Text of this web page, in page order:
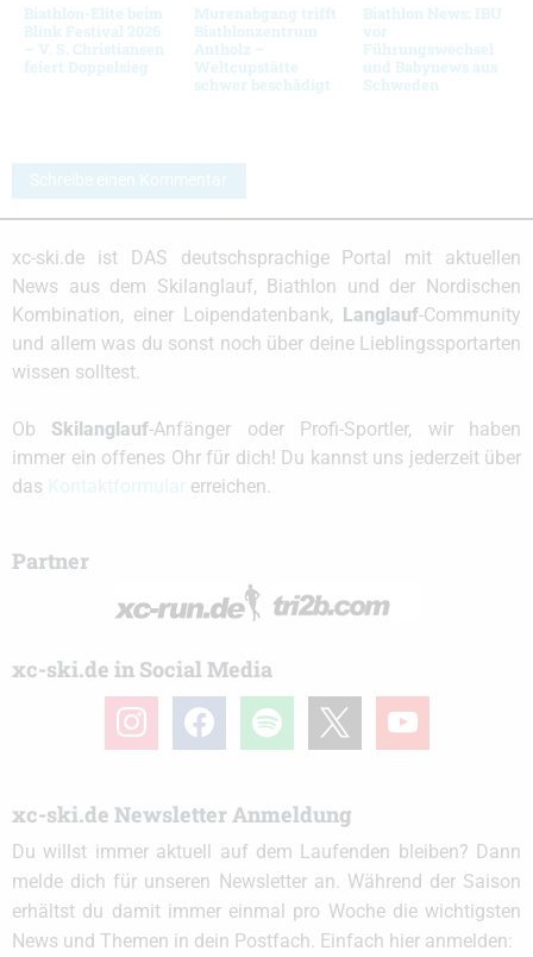
Biathlon-Elite beim
Blink Festival 2026
– V. S. Christiansen
feiert Doppelsieg
Murenabgang trifft
Biathlonzentrum
Antholz –
Weltcupstätte
schwer beschädigt
Biathlon News: IBU
vor
Führungswechsel
und Babynews aus
Schweden
Schreibe einen Kommentar
xc-ski.de ist DAS deutschsprachige Portal mit aktuellen
News aus dem Skilanglauf, Biathlon und der Nordischen
Kombination, einer Loipendatenbank, Langlauf-Community
und allem was du sonst noch über deine Lieblingssportarten
wissen solltest.
Ob Skilanglauf-Anfänger oder Profi-Sportler, wir haben
immer ein offenes Ohr für dich! Du kannst uns jederzeit über
das
erreichen.
Partner
xc-ski.de in Social Media
instagramfacebook spotify youtube
xc-ski.de Newsletter Anmeldung
Du willst immer aktuell auf dem Laufenden bleiben? Dann
melde dich für unseren Newsletter an. Während der Saison
erhältst du damit immer einmal pro Woche die wichtigsten
News und Themen in dein Postfach. Einfach hier anmelden: